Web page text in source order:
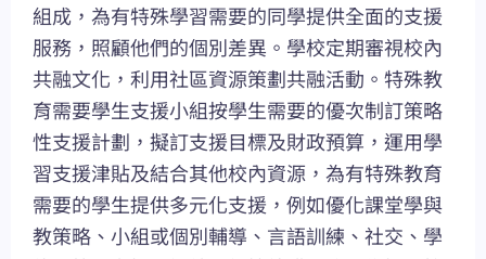
組成，為有特殊學習需要的同學提供全面的支援
服務，照顧他們的個別差異。學校定期審視校內
共融文化，利用社區資源策劃共融活動。特殊教
育需要學生支援小組按學生需要的優次制訂策略
性支援計劃，擬訂支援目標及財政預算，運用學
習支援津貼及結合其他校內資源，為有特殊教育
需要的學生提供多元化支援，例如優化課堂學與
教策略、小組或個別輔導、言語訓練、社交、學